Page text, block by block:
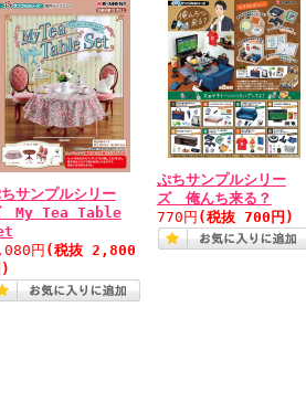
サンプルシリー
My Tea Table
円 (税抜 2,800
)
ぷちサンプルシリー
ズ 俺んち来る？
770円 (税抜 700円)